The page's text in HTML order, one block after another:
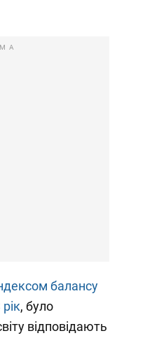
балансу
, було
відповідають